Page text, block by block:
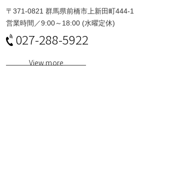
〒371-0821 群馬県前橋市上新田町444-1
営業時間／9:00～18:00 (水曜定休)
027-288-5922
View more